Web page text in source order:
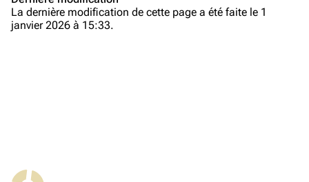
Page d’accueil
À propos
La dernière modification de cette page a été faite le 1
janvier 2026 à 15:33.